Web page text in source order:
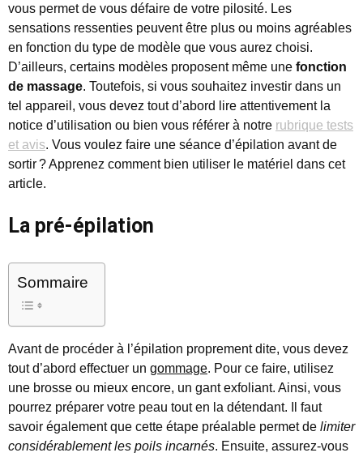
vous permet de vous défaire de votre pilosité. Les
sensations ressenties peuvent être plus ou moins agréables
en fonction du type de modèle que vous aurez choisi.
D’ailleurs, certains modèles proposent même une fonction
de massage. Toutefois, si vous souhaitez investir dans un
tel appareil, vous devez tout d’abord lire attentivement la
notice d’utilisation ou bien vous référer à notre rubrique tests
et avis. Vous voulez faire une séance d’épilation avant de
sortir ? Apprenez comment bien utiliser le matériel dans cet
article.
La pré-épilation
Sommaire
Avant de procéder à l’épilation proprement dite, vous devez
tout d’abord effectuer un gommage. Pour ce faire, utilisez
une brosse ou mieux encore, un gant exfoliant. Ainsi, vous
pourrez préparer votre peau tout en la détendant. Il faut
savoir également que cette étape préalable permet de limiter
considérablement les poils incarnés. Ensuite, assurez-vous